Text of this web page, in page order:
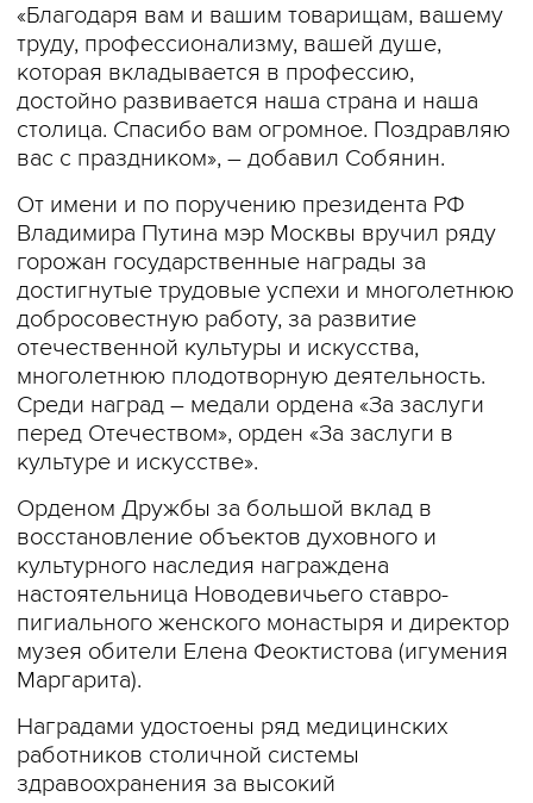
«Благодаря вам и вашим товарищам, вашему
труду, профессионализму, вашей душе,
которая вкладывается в профессию,
достойно развивается наша страна и наша
столица. Спасибо вам огромное. Поздравляю
вас с праздником», – добавил Собянин.
От имени и по поручению президента РФ
Владимира Путина мэр Москвы вручил ряду
горожан государственные награды за
достигнутые трудовые успехи и многолетнюю
добросовестную работу, за развитие
отечественной культуры и искусства,
многолетнюю плодотворную деятельность.
Среди наград – медали ордена «За заслуги
перед Отечеством», орден «За заслуги в
культуре и искусстве».
Орденом Дружбы за большой вклад в
восстановление объектов духовного и
культурного наследия награждена
настоятельница Новодевичьего ставро­
пигиального женского монастыря и директор
музея обители Елена Феоктистова (игумения
Маргарита).
Наградами удостоены ряд медицинских
работников столичной системы
здравоохранения за высокий